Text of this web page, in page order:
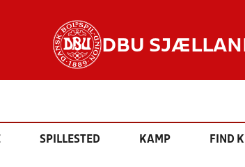
DBU
SPILLESTED KAMP FIND